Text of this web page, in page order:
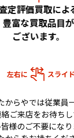
お客様に
納得いただける査
心がけております。
からやでは従業員
ご来店をお待ちし
様のご不要にな